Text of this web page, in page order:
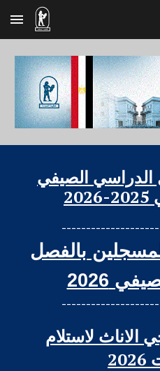
Skip to main content
الصيفي
بالفصل
2026
الاناث لاستلام